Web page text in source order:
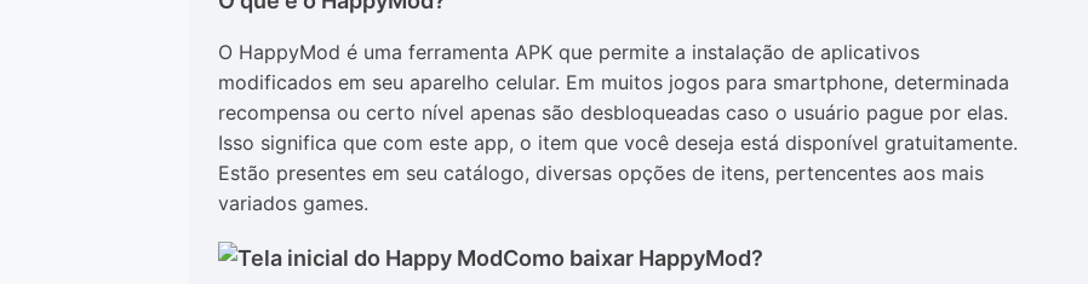
O HappyMod é uma ferramenta APK que permite a instalação de aplicativos
modificados em seu aparelho celular. Em muitos jogos para smartphone, determinada
recompensa ou certo nível apenas são desbloqueadas caso o usuário pague por elas.
Isso significa que com este app, o item que você deseja está disponível gratuitamente.
Estão presentes em seu catálogo, diversas opções de itens, pertencentes aos mais
variados games.
Como baixar HappyMod?